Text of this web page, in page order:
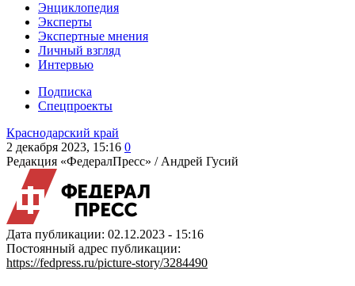
Энциклопедия
Эксперты
Экспертные мнения
Личный взгляд
Интервью
Подписка
Спецпроекты
Краснодарский край
2 декабря 2023, 15:16 0
Редакция «ФедералПресс» / Андрей Гусий
Дата публикации: 02.12.2023 - 15:16
Постоянный адрес публикации:
https://fedpress.ru/picture-story/3284490